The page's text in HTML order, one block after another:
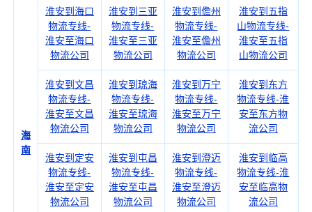
海
南
淮安到海口
物流专线-
淮安至海口
物流公司
淮安到三亚
物流专线-
淮安至三亚
物流公司
淮安到儋州
物流专线-
淮安至儋州
物流公司
淮安到五指
山物流专线-
淮安至五指
山物流公司
淮安到文昌
物流专线-
淮安至文昌
物流公司
淮安到琼海
物流专线-
淮安至琼海
物流公司
淮安到万宁
物流专线-
淮安至万宁
物流公司
淮安到东方
物流专线-淮
安至东方物
流公司
淮安到定安
物流专线-
淮安至定安
物流公司
淮安到屯昌
物流专线-
淮安至屯昌
物流公司
淮安到澄迈
物流专线-
淮安至澄迈
物流公司
淮安到临高
物流专线-淮
安至临高物
流公司